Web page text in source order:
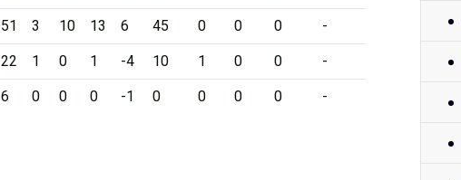
51 3 10 13 6 45 0 0 0 -
22 1 0 1 -4 10 1 0 0 -
6 0 0 0 -1 0 0 0 0 -